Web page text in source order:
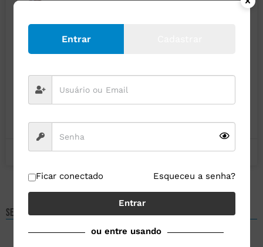
Estudo de aceitabilidade de “leite”
oriundo de fermentação
uma vaca. Em vez disso, foi produzido em tanques de
fermentação, onde microrganismos programados
LEIA MAIS »
18 de setembro de 2025 Nenhum comentário
Selecione um assunto
Entrar
Ficar conectado Esqueceu a senha?
Entrar
ou entre usando